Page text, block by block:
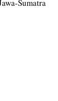
Sumatra